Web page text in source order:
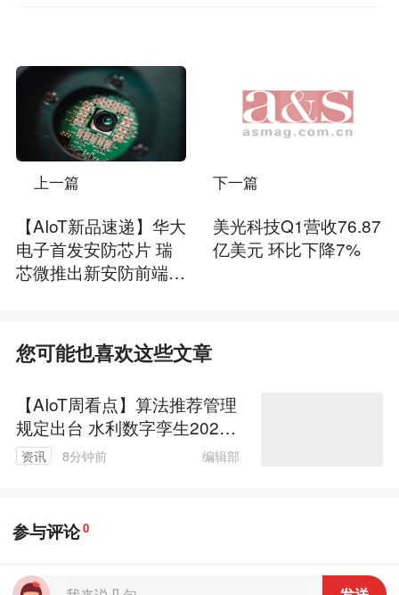
上一篇
【AIoT新品速递】华大
电子首发安防芯片 瑞
芯微推出新安防前端方
下一篇
美光科技Q1营收76.87
亿美元 环比下降7%
您可能也喜欢这些文章
【AIoT周看点】算法推荐管理
规定出台 水利数字孪生2025
计划
资讯 8分钟前 编辑部
参与评论0